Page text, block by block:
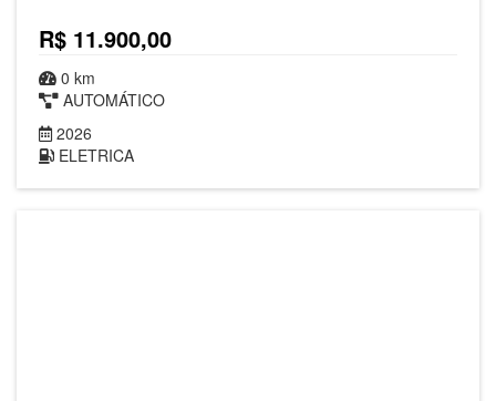
R$ 11.900,00
0 km
AUTOMÁTICO
2026
ELETRICA